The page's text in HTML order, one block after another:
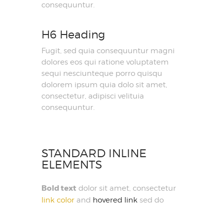
consequuntur.
H6 Heading
Fugit, sed quia consequuntur magni
dolores eos qui ratione voluptatem
sequi nesciunteque porro quisqu
dolorem ipsum quia dolo sit amet,
consectetur, adipisci velituia
consequuntur.
STANDARD INLINE
ELEMENTS
Bold text dolor sit amet, consectetur
link color and hovered link sed do